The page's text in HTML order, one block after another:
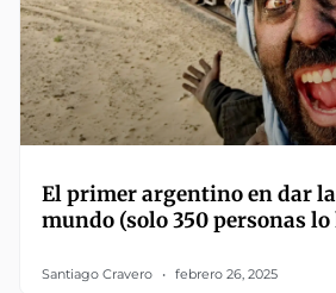
El primer argentino en dar
mundo (solo 350 personas lo
Santiago Cravero febrero 26, 2025